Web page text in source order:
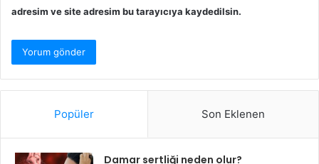
adresim ve site adresim bu tarayıcıya kaydedilsin.
Popüler Son Eklenen
Damar sertliği neden olur?